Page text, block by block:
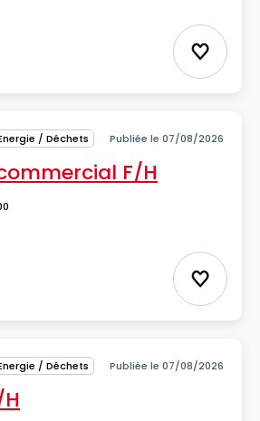
Ajouter
/ Déchets Publiée le 07/08/2026
F/H
Ajouter
/ Déchets Publiée le 07/08/2026